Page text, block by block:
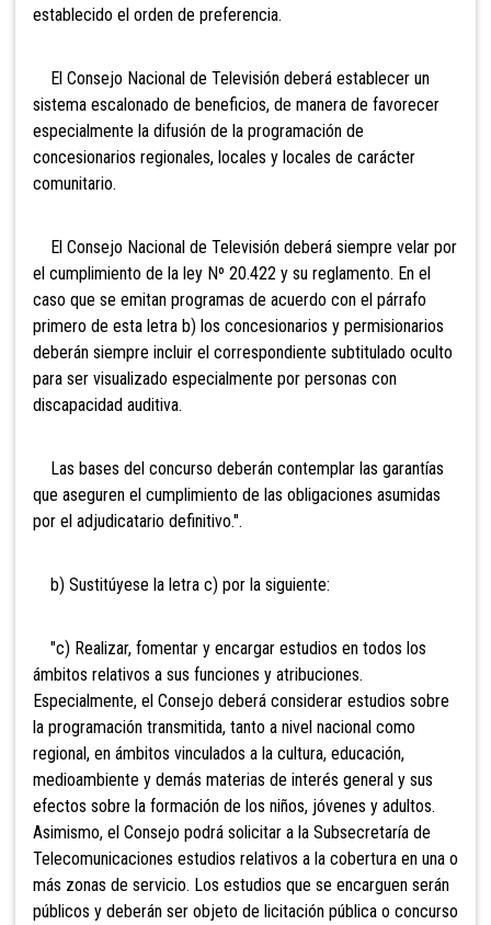
establecido el orden de preferencia.
El Consejo Nacional de Televisión deberá establecer un
sistema escalonado de beneficios, de manera de favorecer
especialmente la difusión de la programación de
concesionarios regionales, locales y locales de carácter
comunitario.
El Consejo Nacional de Televisión deberá siempre velar por
el cumplimiento de la ley Nº 20.422 y su reglamento. En el
caso que se emitan programas de acuerdo con el párrafo
primero de esta letra b) los concesionarios y permisionarios
deberán siempre incluir el correspondiente subtitulado oculto
para ser visualizado especialmente por personas con
discapacidad auditiva.
Las bases del concurso deberán contemplar las garantías
que aseguren el cumplimiento de las obligaciones asumidas
por el adjudicatario definitivo.".
b) Sustitúyese la letra c) por la siguiente:
"c) Realizar, fomentar y encargar estudios en todos los
ámbitos relativos a sus funciones y atribuciones.
Especialmente, el Consejo deberá considerar estudios sobre
la programación transmitida, tanto a nivel nacional como
regional, en ámbitos vinculados a la cultura, educación,
medioambiente y demás materias de interés general y sus
efectos sobre la formación de los niños, jóvenes y adultos.
Asimismo, el Consejo podrá solicitar a la Subsecretaría de
Telecomunicaciones estudios relativos a la cobertura en una o
más zonas de servicio. Los estudios que se encarguen serán
públicos y deberán ser objeto de licitación pública o concurso